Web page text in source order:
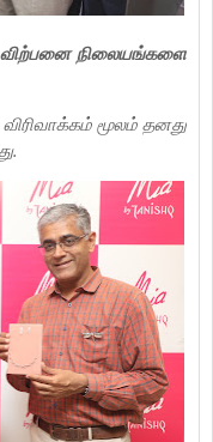
விற்பனை நிலையங்களை
மூலம் தனது